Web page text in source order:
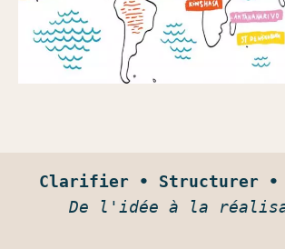
Clarifier • Structurer •
De l'idée à la